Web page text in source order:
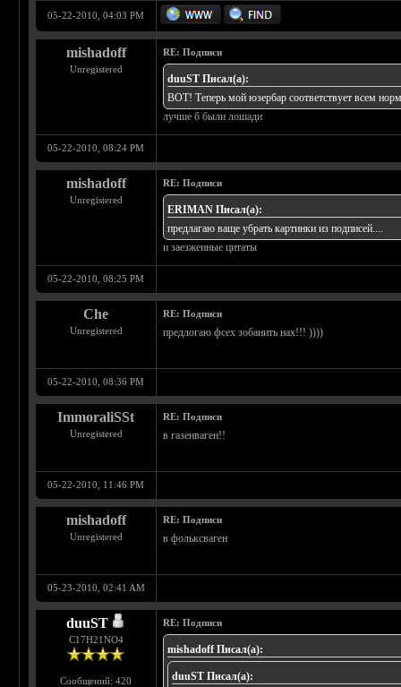
05-22-2010, 04:03 PM
mishadoff
Unregistered
RE: Подписи
duuST Писал(а):
ВОТ! Теперь мой юзербар соответствует всем
лучше б были лошади
05-22-2010, 08:24 PM
mishadoff
Unregistered
RE: Подписи
ERIMAN Писал(а):
предлагаю ваще убрать картинки из подписей....
и заезженные цитаты
05-22-2010, 08:25 PM
Che
Unregistered
RE: Подписи
предлогаю фсех зобанить нах!!! ))))
05-22-2010, 08:36 PM
ImmoraliSSt
Unregistered
RE: Подписи
в газенваген!!
05-22-2010, 11:46 PM
mishadoff
Unregistered
RE: Подписи
в фольксваген
05-23-2010, 02:41 AM
duuST
С17H21NO4
Сообщений: 420
RE: Подписи
mishadoff Писал(а):
duuST Писал(а):